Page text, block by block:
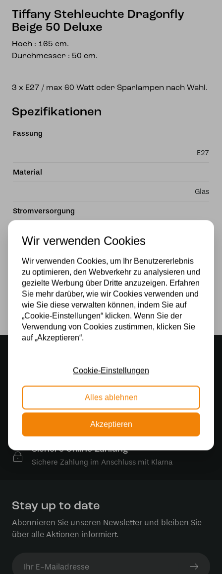
Tiffany Stehleuchte Dragonfly
Beige 50 Deluxe
Hoch : 165 cm.
Durchmesser : 50 cm.
3 x E27 / max 60 Watt oder Sparlampen nach Wahl.
Spezifikationen
Fassung
E27
Material
Glas
Stromversorgung
60W
Lichtquelle
Kostenloser Versand
Kostenloser Versand in Deutschland ab 99 €
Die Bestellung umfasst die Lichtquelle
Sichere Online-Zahlung
Sichere Zahlung im Anschluss mit Klarna
Stay up to date
Abonnieren Sie unseren Newsletter und bleiben Sie
über alle Aktionen informiert.
Wir verwenden Cookies
Wir verwenden Cookies, um Ihr Benutzererlebnis
zu optimieren, den Webverkehr zu analysieren und
gezielte Werbung über Dritte anzuzeigen. Erfahren
Sie mehr darüber, wie wir Cookies verwenden und
wie Sie diese verwalten können, indem Sie auf
„Cookie-Einstellungen“ klicken. Wenn Sie der
Verwendung von Cookies zustimmen, klicken Sie
auf „Akzeptieren“.
Cookie-Einstellungen
Alles ablehnen
Akzeptieren